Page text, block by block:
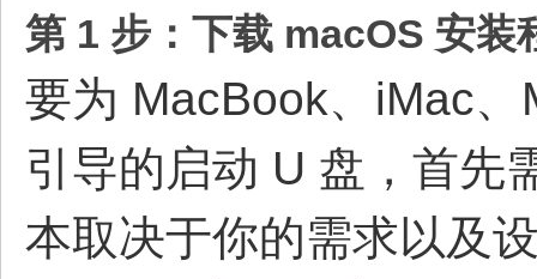
第 1 步：下载 macOS 安装
要为 MacBook、iMac
引导的启动 U 盘，首先
本取决于你的需求以及